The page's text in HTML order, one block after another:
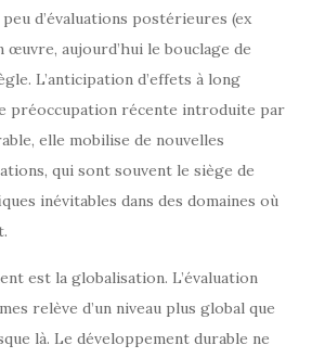
d’évaluations postérieures (ex
aujourd’hui le bouclage de
L’anticipation d’effets à long
préoccupation récente introduite par
elle mobilise de nouvelles
qui sont souvent le siège de
inévitables dans des domaines où
est la globalisation. L’évaluation
relève d’un niveau plus global que
là. Le développement durable ne